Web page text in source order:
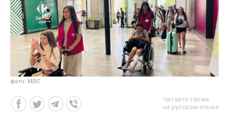
фото: МЗС
Читайте также
на русском языке